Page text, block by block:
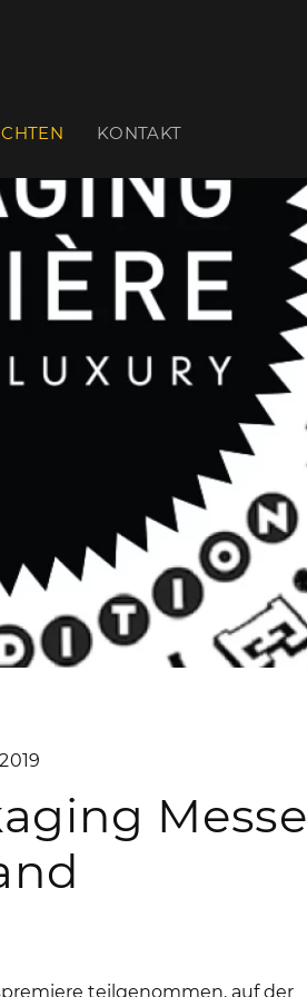
KONTAKT
Messe
teilgenommen, auf der